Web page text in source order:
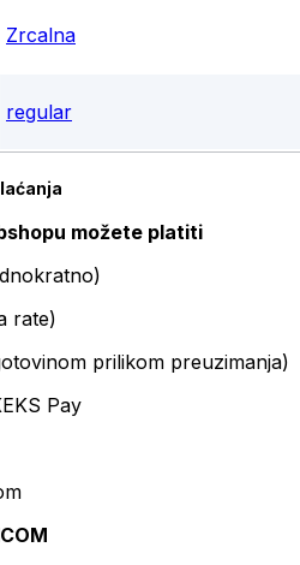
Zrcalna
regular
možete platiti
rate)
prilikom preuzimanja)
Pay